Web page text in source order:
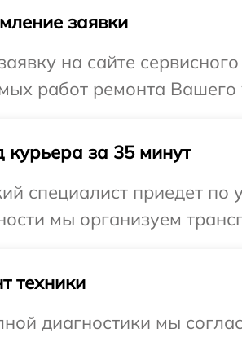
заявки
на сайте
работ ремонта Вашего
курьера за 35 минут
специалист приедет
мы организуем
техники
диагностики мы